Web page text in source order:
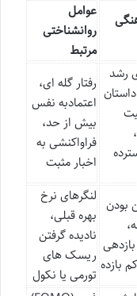
عوامل
روانشناختی
مرتبط
رشد
رفتار گله ای،
اعتمادبه نفس
بیش از حد،
فراواکنشی به
اخبار مثبت
بودن
بازده
لنگرهای نرخ
بهره قبلی،
نادیده گرفتن
ریسک های
تورمی یا نکول